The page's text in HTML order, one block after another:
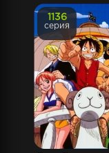
1136
серия